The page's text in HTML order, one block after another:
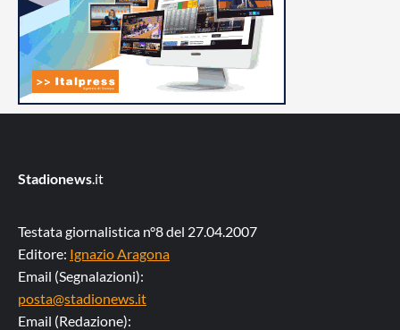
Stadionews .it
Testata giornalistica n°8 del 27.04.2007
Editore: Ignazio Aragona
Email (Segnalazioni):
posta@stadionews.it
Email (Redazione):